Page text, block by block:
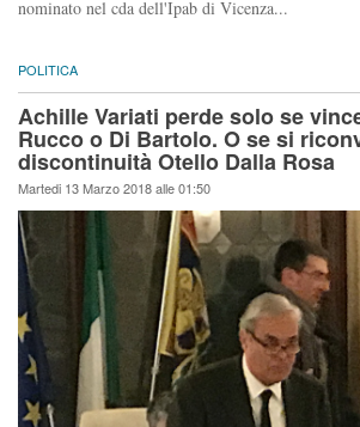
nominato nel cda dell'Ipab di Vicenza...
POLITICA
Achille Variati perde solo se
Rucco o Di Bartolo. O se si
discontinuità Otello Dalla Rosa
Martedi 13 Marzo 2018 alle 01:50